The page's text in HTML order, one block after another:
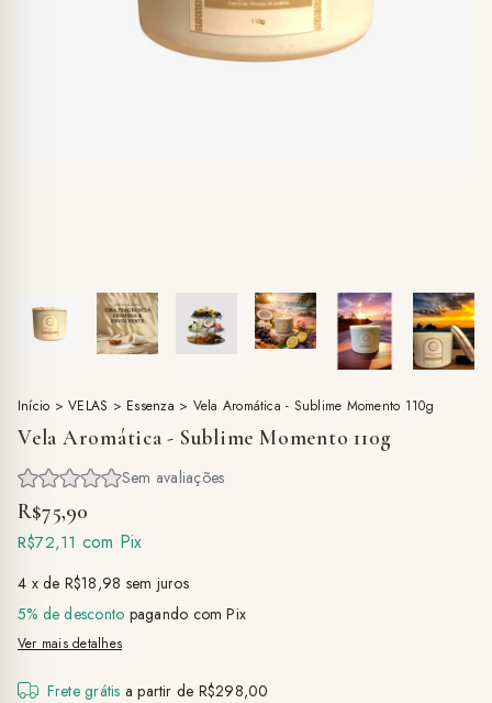
Início > VELAS > Essenza > Vela Aromática - Sublime Momento 110g
Vela Aromática - Sublime Momento 110g
R$75,90
R$72,11 com Pix
4 x de R$18,98 sem juros
5% de desconto pagando com Pix
Ver mais detalhes
Frete grátis a partir de R$298,00